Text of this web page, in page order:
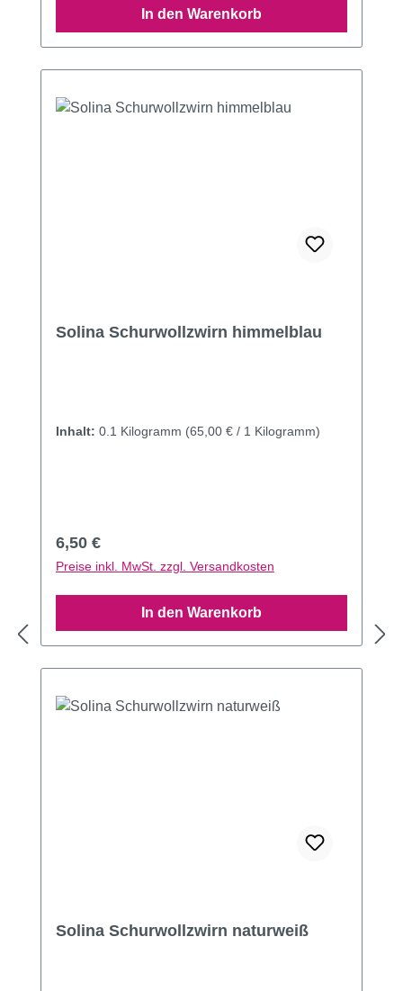
In den Warenkorb
Solina Schurwollzwirn himmelblau
Inhalt: 0.1 Kilogramm (65,00 € / 1 Kilogramm)
Regulärer Preis:
6,50 €
Preise inkl. MwSt. zzgl. Versandkosten
In den Warenkorb
Solina Schurwollzwirn naturweiß